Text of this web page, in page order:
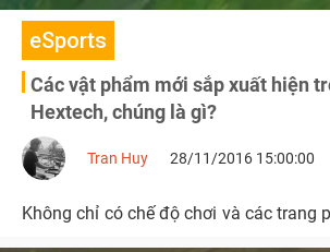
eSports
Các vật phẩm mới sắp xuất hiện
Hextech, chúng là gì?
Tran Huy 28/11/2016 15:00:00
Không chỉ có chế độ chơi và các trang